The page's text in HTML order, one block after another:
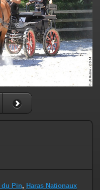
du Pin, Haras Nationaux